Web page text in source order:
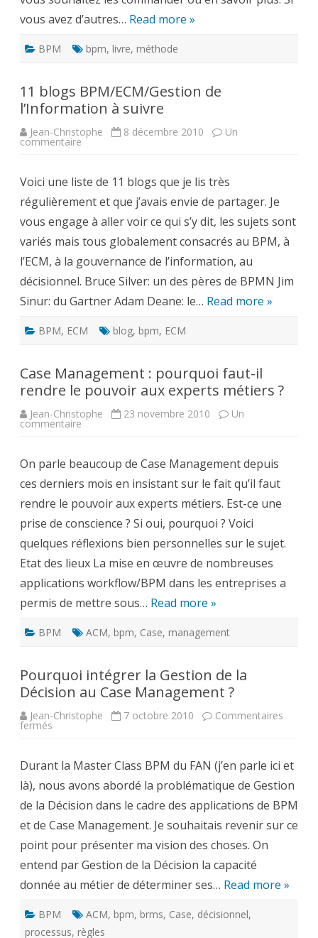
vous avez d’autres… Read more »
BPM bpm, livre, méthode
11 blogs BPM/ECM/Gestion de
l’Information à suivre
Jean-Christophe 8 décembre 2010 Un
commentaire sur
de
l’Information
à
suivre
Voici une liste de 11 blogs que je lis très
régulièrement et que j’avais envie de partager. Je
vous engage à aller voir ce qui s’y dit, les sujets sont
variés mais tous globalement consacrés au BPM, à
l’ECM, à la gouvernance de l’information, au
décisionnel. Bruce Silver: un des pères de BPMN Jim
Sinur: du Gartner Adam Deane: le… Read more »
BPM, ECM blog, bpm, ECM
Case Management : pourquoi faut-il
rendre le pouvoir aux experts métiers ?
Jean-Christophe 23 novembre 2010 Un
commentaire sur
pourquoi
faut-
il
rendre
le
pouvoir
aux
experts
métiers
?
On parle beaucoup de Case Management depuis
ces derniers mois en insistant sur le fait qu’il faut
rendre le pouvoir aux experts métiers. Est-ce une
prise de conscience ? Si oui, pourquoi ? Voici
quelques réflexions bien personnelles sur le sujet.
Etat des lieux La mise en œuvre de nombreuses
applications workflow/BPM dans les entreprises a
permis de mettre sous… Read more »
BPM ACM, bpm, Case, management
Pourquoi intégrer la Gestion de la
Décision au Case Management ?
Jean-Christophe 7 octobre 2010 Commentaires
fermés
Gestion
de
la
Décision
au
Case
Management
?
Durant la Master Class BPM du FAN (j’en parle ici et
là), nous avons abordé la problématique de Gestion
de la Décision dans le cadre des applications de BPM
et de Case Management. Je souhaitais revenir sur ce
point pour présenter ma vision des choses. On
entend par Gestion de la Décision la capacité
donnée au métier de déterminer ses… Read more »
BPM ACM, bpm, brms, Case, décisionnel,
processus, règles